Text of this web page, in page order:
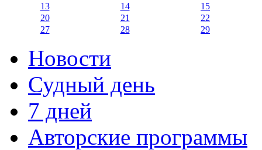
13
14
15
20
21
22
27
28 29
Новости
Судный день
7 дней
Авторские программы